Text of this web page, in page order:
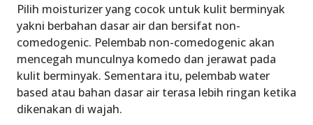
Pilih moisturizer yang cocok untuk kulit berminyak
yakni berbahan dasar air dan bersifat non-
comedogenic. Pelembab non-comedogenic akan
mencegah munculnya komedo dan jerawat pada
kulit berminyak. Sementara itu, pelembab water
based atau bahan dasar air terasa lebih ringan ketika
dikenakan di wajah.